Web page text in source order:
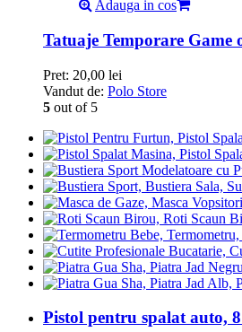
Adauga in cos
Tatuaje Temporare
Pret: 20,00 lei
Vandut de: Polo Store
5 out of 5
Pistol pentru spalat auto,